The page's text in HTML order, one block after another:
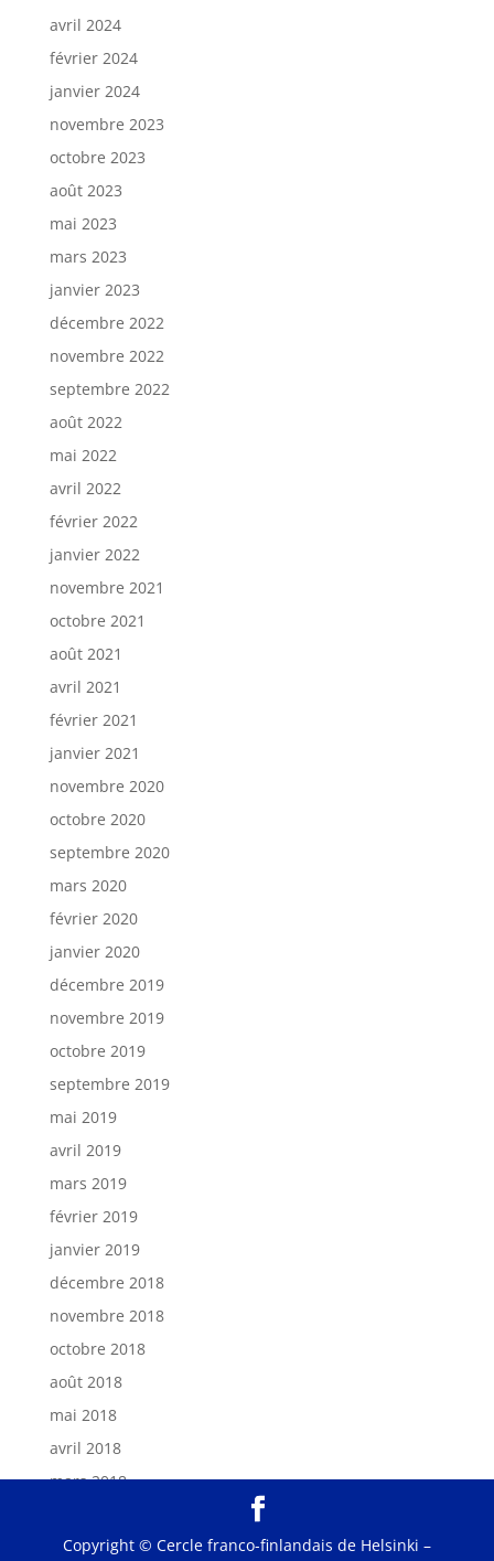
avril 2024
février 2024
janvier 2024
novembre 2023
octobre 2023
août 2023
mai 2023
mars 2023
janvier 2023
décembre 2022
novembre 2022
septembre 2022
août 2022
mai 2022
avril 2022
février 2022
janvier 2022
novembre 2021
octobre 2021
août 2021
avril 2021
février 2021
janvier 2021
novembre 2020
octobre 2020
septembre 2020
mars 2020
février 2020
janvier 2020
décembre 2019
novembre 2019
octobre 2019
septembre 2019
mai 2019
avril 2019
mars 2019
février 2019
janvier 2019
décembre 2018
novembre 2018
octobre 2018
août 2018
mai 2018
avril 2018
mars 2018
janvier 2018
Copyright © Cercle franco-finlandais de Helsinki –